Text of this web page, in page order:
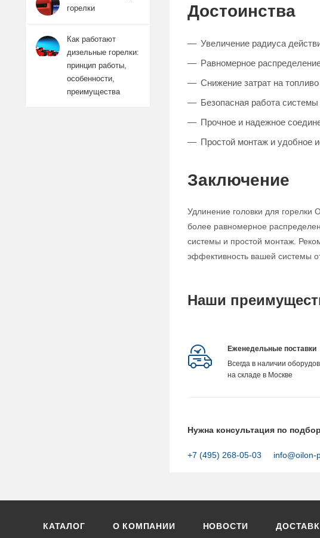
Достоинства
Увеличение радиуса
Равномерное
Снижение затрат на топливо
Безопасная работа системы
Прочное и надежное
Простой монтаж и удобное
Заключение
Удлинение головки для горелки
более равномерное
системы и простой монтаж.
эффективность вашей системы
Наши
Еженедельные поставки
Всегда в наличии
на складе в Москве
Нужна консультация по
+7 (495) 268-05-03 info@oilon-
горелки
Как работают
дизельные горелки:
принцип работы,
особенности,
преимущества
КАТАЛОГ О КОМПАНИИ НОВОСТИ